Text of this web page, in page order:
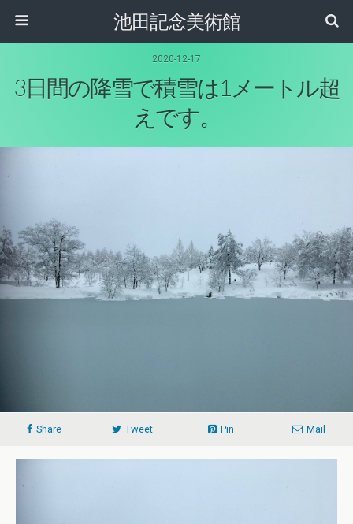
池田記念美術館
2020-12-17
3日間の降雪で積雪は1メートル超
えです。
Share Tweet Pin Mail